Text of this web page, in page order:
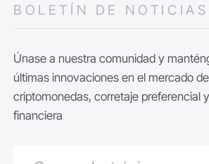
BOLETÍN DE NOTICIAS
Únase a nuestra comunidad y
últimas innovaciones en el mercado
criptomonedas, corretaje preferencial
financiera